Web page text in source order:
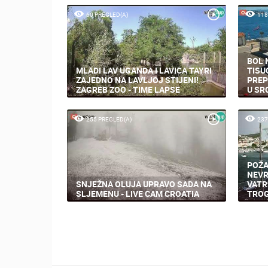
60 PREGLED(A)
MLADI LAV UGANDA I LAVICA TAYRI
ZAJEDNO NA LAVLJOJ STIJENI!
ZAGREB ZOO - TIME LAPSE
118
BOL
U
255 PREGLED(A)
SNJEŽNA OLUJA UPRAVO SADA NA
SLJEMENU - LIVE CAM CROATIA
237